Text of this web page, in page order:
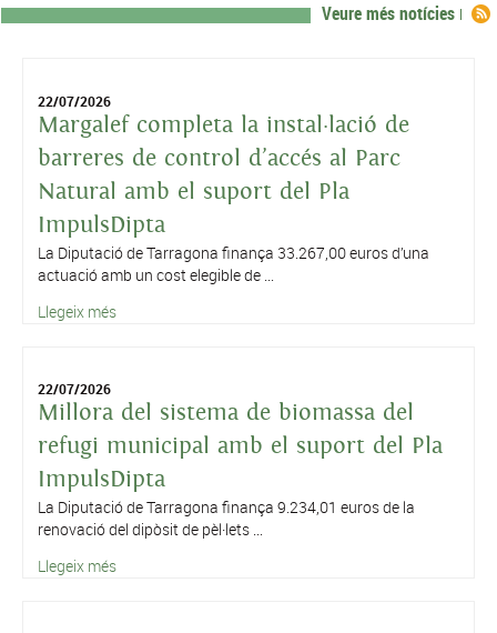
Veure més notícies
22/07/2026
Margalef completa la instal·lació de
barreres de control d’accés al Parc
Natural amb el suport del Pla
ImpulsDipta
La Diputació de Tarragona finança 33.267,00 euros d’una
actuació amb un cost elegible de ...
Llegeix més
22/07/2026
Millora del sistema de biomassa del
refugi municipal amb el suport del Pla
ImpulsDipta
La Diputació de Tarragona finança 9.234,01 euros de la
renovació del dipòsit de pèl·lets ...
Llegeix més